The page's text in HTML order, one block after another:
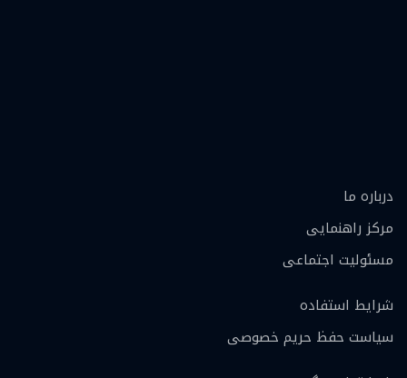
درباره ما
مرکز راهنمایی
مسئولیت اجتماعی
شرایط استفاده
سیاست حفظ حریم خصوصی